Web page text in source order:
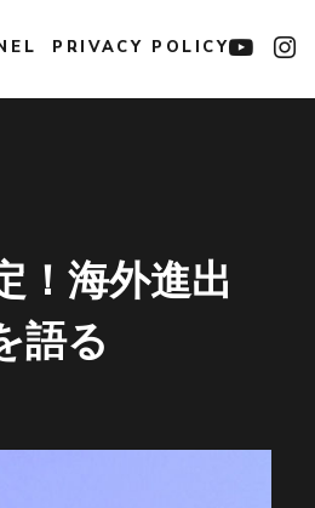
PRIVACY POLICY
海外進出
語る